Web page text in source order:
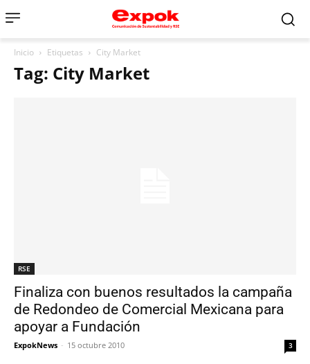
Inicio Etiquetas City Market
Tag: City Market
RSE
Finaliza con buenos resultados la campaña
de Redondeo de Comercial Mexicana para
apoyar a Fundación
ExpokNews - 15 octubre 2010 3